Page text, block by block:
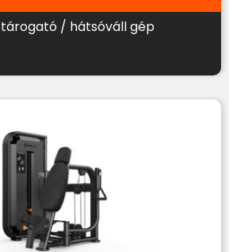
tárogató / hátsóváll gép